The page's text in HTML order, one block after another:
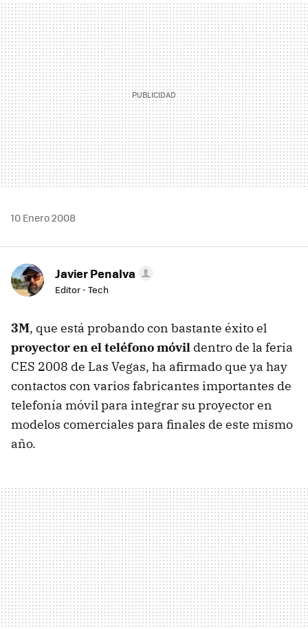
MAIL
10 Enero 2008
Javier Penalva
Editor - Tech
3M, que está probando con bastante éxito el
proyector en el teléfono móvil dentro de la feria
CES 2008 de Las Vegas, ha afirmado que ya hay
contactos con varios fabricantes importantes de
telefonía móvil para integrar su proyector en
modelos comerciales para finales de este mismo
año.